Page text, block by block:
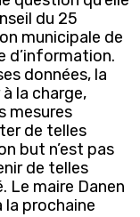
du 25
municipale de
d’information.
données, la
la charge,
mesures
de telles
but n’est pas
de telles
maire Danen
la prochaine